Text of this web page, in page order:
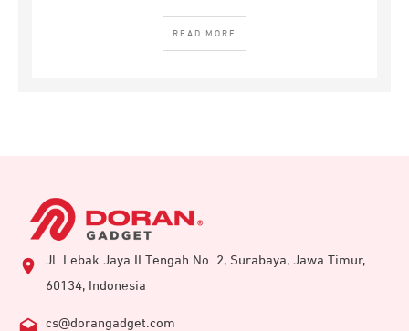
READ MORE
Jl. Lebak Jaya II Tengah No. 2, Surabaya, Jawa Timur,
60134, Indonesia
cs@dorangadget.com